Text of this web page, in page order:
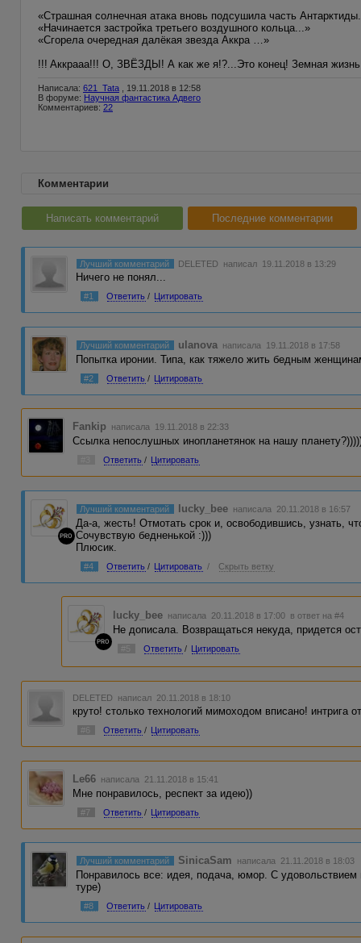
«Страшная солнечная атака вновь подсушила часть
«Начинается застройка третьего воздушного кольца...»
«Сгорела очередная далёкая звезда Аккра …»
!!! Аккрааа!!! О, ЗВЁЗДЫ! А как же я!?...Это конец! Земная жизнь!
Написала: 621_Tata , 19.11.2018 в 12:58
В форуме: Научная фантастика Адвего
Комментариев: 22
Комментарии
Написать комментарий Последние комментарии
Лучший комментарий DELETED написал 19.11.2018 в 13:29
Ничего не понял...
#1 Ответить / Цитировать
Лучший комментарий ulanova написала 19.11.2018 в 17:58
Попытка иронии. Типа, как тяжело жить бедным
#2 Ответить / Цитировать
Fankip написала 19.11.2018 в 22:33
Ссылка непослушных инопланетянок на нашу
Ответить / Цитировать
PRO
Лучший комментарий lucky_bee написала 20.11.2018 в 16:57
Да-а, жесть! Отмотать срок и, освободившись, узнать,
Сочувствую бедненькой :)))
Плюсик.
#4 Ответить / Цитировать / Скрыть ветку
PRO
lucky_bee написала 20.11.2018 в 17:00 в ответ на #4
Не дописала. Возвращаться некуда, придется
Ответить / Цитировать
DELETED написал 20.11.2018 в 18:10
круто! столько технологий мимоходом вписано! интрига
#6 Ответить / Цитировать
Le66 написала 21.11.2018 в 15:41
Мне понравилось, респект за идею))
#7 Ответить / Цитировать
Лучший комментарий SinicaSam написала 21.11.2018 в 18:03
Понравилось все: идея, подача, юмор. С удовольствием
туре)
#8 Ответить / Цитировать